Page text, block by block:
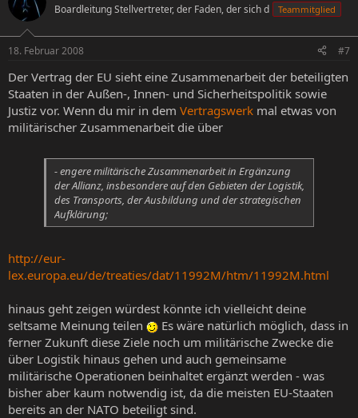
Boardleitung Stellvertreter, der Faden, der sich d Teammitglied
18. Februar 2008 #7
Der Vertrag der EU sieht eine Zusammenarbeit der beteiligten
Staaten in der Außen-, Innen- und Sicherheitspolitik sowie
Justiz vor. Wenn du mir in dem Vertragswerk mal etwas von
militärischer Zusammenarbeit die über
- engere militärische Zusammenarbeit in Ergänzung
der Allianz, insbesondere auf den Gebieten der Logistik,
des Transports, der Ausbildung und der strategischen
Aufklärung;
http://eur-
lex.europa.eu/de/treaties/dat/11992M/htm/11992M.html
hinaus geht zeigen würdest könnte ich vielleicht deine
seltsame Meinung teilen
Es wäre natürlich möglich, dass in
ferner Zukunft diese Ziele noch um militärische Zwecke die
über Logistik hinaus gehen und auch gemeinsame
militärische Operationen beinhaltet ergänzt werden - was
bisher aber kaum notwendig ist, da die meisten EU-Staaten
bereits an der NATO beteiligt sind.